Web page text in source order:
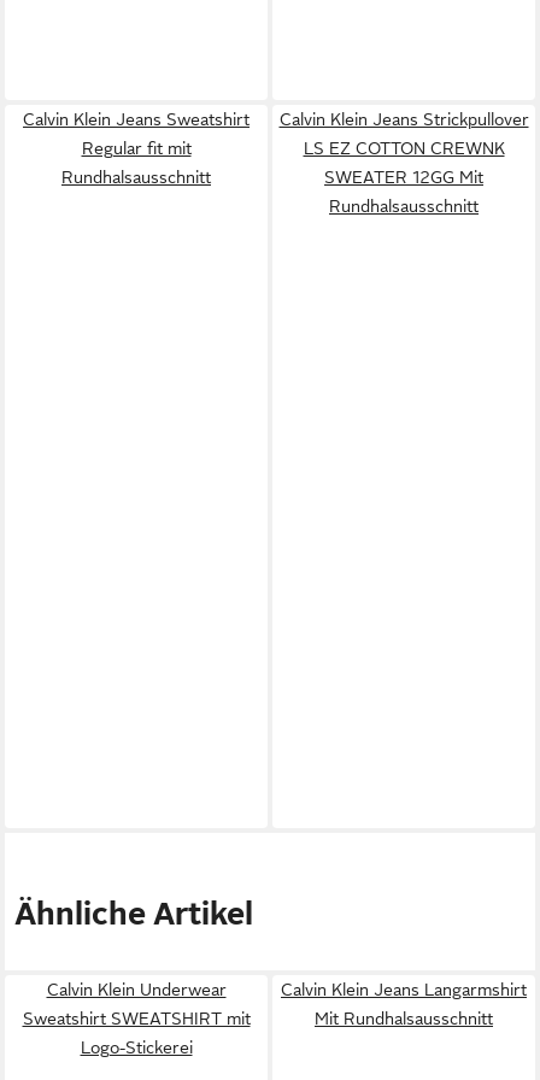
Calvin Klein Jeans Sweatshirt
Regular fit mit
Rundhalsausschnitt
Calvin Klein Jeans Strickpullover
LS EZ COTTON CREWNK
SWEATER 12GG Mit
Rundhalsausschnitt
Ähnliche Artikel
Calvin Klein Underwear
Sweatshirt SWEATSHIRT mit
Logo-Stickerei
Calvin Klein Jeans Langarmshirt
Mit Rundhalsausschnitt